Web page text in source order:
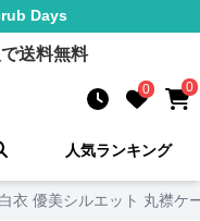
Days
送料無料
0 0
人気ランキング
白衣 優美シルエット 丸襟ケ